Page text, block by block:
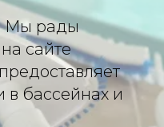
Мы рады
сайте
в бассейнах и